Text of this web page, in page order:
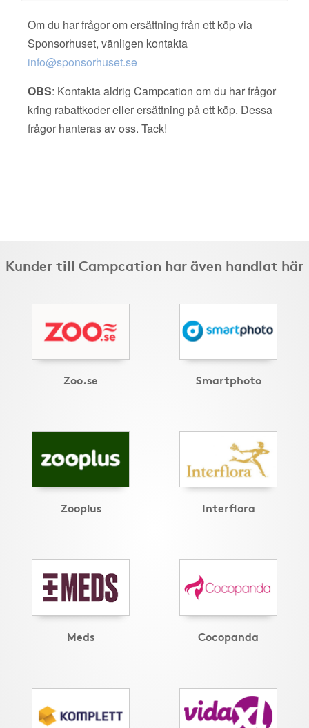
Om du har frågor om ersättning från ett köp via
Sponsorhuset, vänligen kontakta
info@sponsorhuset.se
OBS: Kontakta aldrig Campcation om du har frågor
kring rabattkoder eller ersättning på ett köp. Dessa
frågor hanteras av oss. Tack!
Kunder till Campcation har även handlat här
Zoo.se Smartphoto
Zooplus Interflora
Meds Cocopanda